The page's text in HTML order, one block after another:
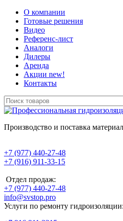
О компании
Готовые решения
Видео
Референс-лист
Аналоги
Дилеры
Аренда
Акции new!
Контакты
Производство и поставка
+7 (977) 440-27-48
+7 (916) 911-33-15
Отдел продаж:
+7 (977) 440-27-48
info@svstop.pro
Услуги по ремонту гидроизоляции: